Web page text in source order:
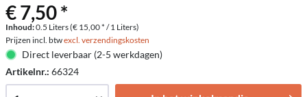
€ 7,50 *
Inhoud:0.5 Liters (€ 15,00 * / 1 Liters)
Prijzen incl. btwexcl. verzendingskosten
Direct leverbaar (2-5 werkdagen)
Artikelnr.: 66324